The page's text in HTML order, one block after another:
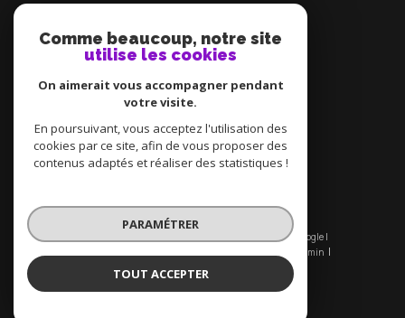
Adhérents
© 2026 | Tous droits réservés | Traduction powered by Google |
Admin
Nos liens
Politique RGPD
Comme beaucoup, notre site
utilise les cookies
On aimerait vous accompagner pendant
votre visite.
En poursuivant, vous acceptez l'utilisation des
cookies par ce site, afin de vous proposer des
contenus adaptés et réaliser des statistiques !
PARAMÉTRER
TOUT ACCEPTER